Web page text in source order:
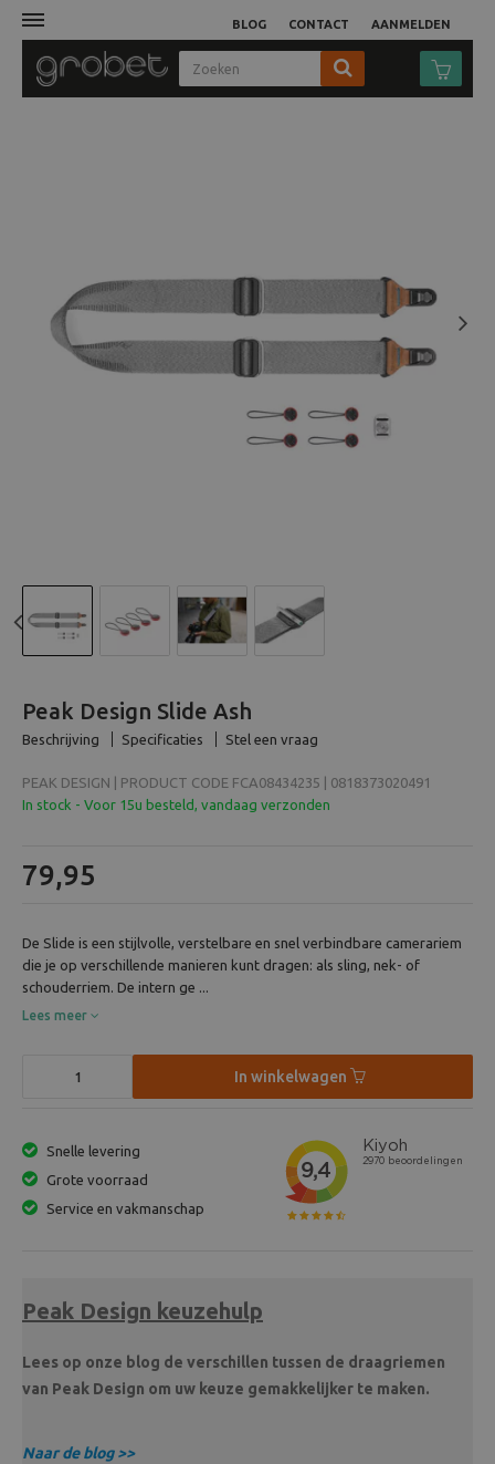
AANMELDEN
BLOG CONTACT
Video
Tassen
Analoog
Peak Design Slide Ash
Beschrijving Specificaties Stel een vraag
PEAK DESIGN | PRODUCT CODE FCA08434235 | 0818373020491
In stock - Voor 15u besteld, vandaag verzonden
79,95
De Slide is een stijlvolle, verstelbare en snel verbindbare camerariem
die je op verschillende manieren kunt dragen: als sling, nek- of
schouderriem. De intern ge ...
Lees meer
In winkelwagen
Snelle levering
Grote voorraad
Service en vakmanschap
Peak Design keuzehulp
Lees op onze blog de verschillen tussen de draagriemen
van Peak Design om uw keuze gemakkelijker te maken.
Naar de blog >>